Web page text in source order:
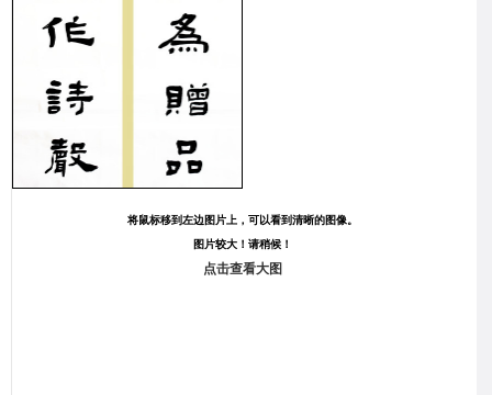
将鼠标移到左边图片上，可以看到清晰的图像。
图片较大！请稍候！
点击查看大图